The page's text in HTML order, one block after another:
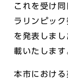
これを受け
ラリンピッ
を発表しま
載いたします
本市におけ